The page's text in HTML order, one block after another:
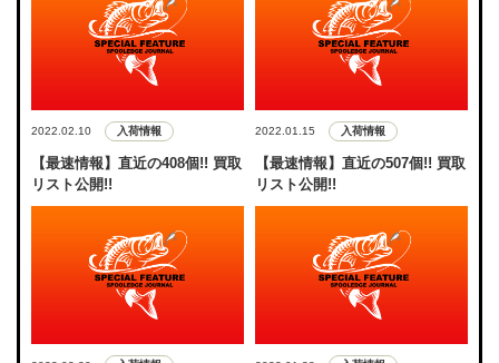
2022.02.10 入荷情報
【最速情報】直近の408個!! 買取
リスト公開!!
2022.01.15 入荷情報
【最速情報】直近の507個!! 買取
リスト公開!!